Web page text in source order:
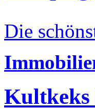
Die